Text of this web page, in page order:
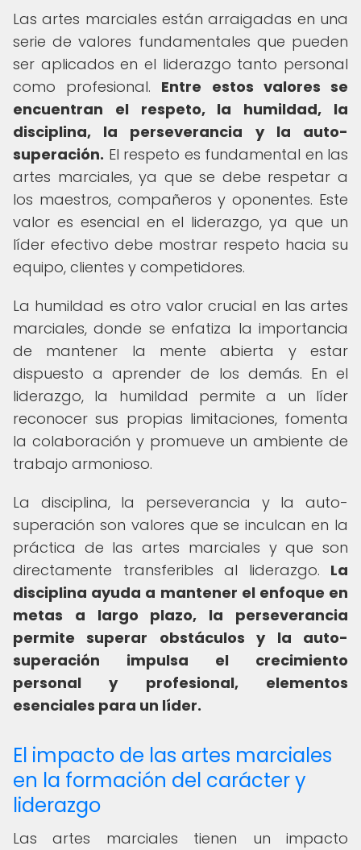
Las artes marciales están arraigadas en una
serie de valores fundamentales que pueden
ser aplicados en el liderazgo tanto personal
como profesional. Entre estos valores se
encuentran el respeto, la humildad, la
disciplina, la perseverancia y la auto-
superación. El respeto es fundamental en las
artes marciales, ya que se debe respetar a
los maestros, compañeros y oponentes. Este
valor es esencial en el liderazgo, ya que un
líder efectivo debe mostrar respeto hacia su
equipo, clientes y competidores.
La humildad es otro valor crucial en las artes
marciales, donde se enfatiza la importancia
de mantener la mente abierta y estar
dispuesto a aprender de los demás. En el
liderazgo, la humildad permite a un líder
reconocer sus propias limitaciones, fomenta
la colaboración y promueve un ambiente de
trabajo armonioso.
La disciplina, la perseverancia y la auto-
superación son valores que se inculcan en la
práctica de las artes marciales y que son
directamente transferibles al liderazgo. La
disciplina ayuda a mantener el enfoque en
metas a largo plazo, la perseverancia
permite superar obstáculos y la auto-
superación impulsa el crecimiento
personal y profesional, elementos
esenciales para un líder.
El impacto de las artes marciales
en la formación del carácter y
liderazgo
Las artes marciales tienen un impacto